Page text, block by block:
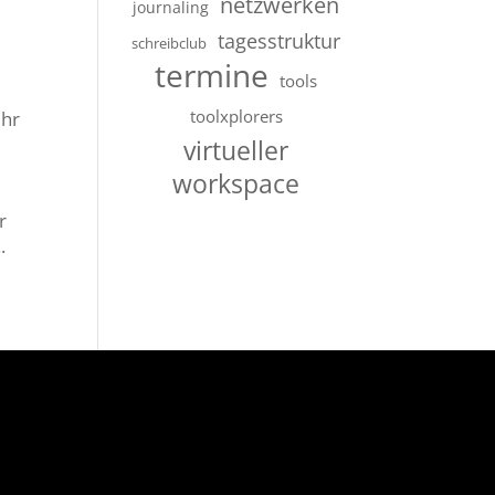
journaling
schreibclub tagesstruktur
termine tools
toolxplorers
virtueller
workspace